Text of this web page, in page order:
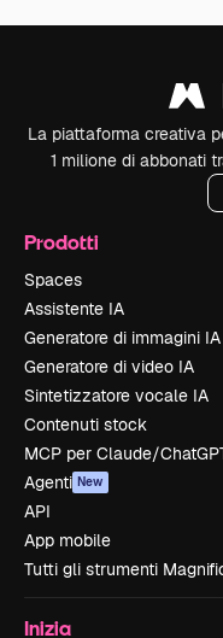
La piattaforma creativa
1 milione di abbonati
Prodotti
Spaces
Assistente IA
Generatore di immagini IA
Generatore di video IA
Sintetizzatore vocale IA
Contenuti stock
MCP per Claude/
Agenti New
API
App mobile
Tutti gli strumenti
Inizia